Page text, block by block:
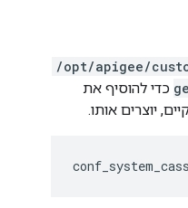
/opt/apigee/
כדי להוסיף את
יוצרים אותו.